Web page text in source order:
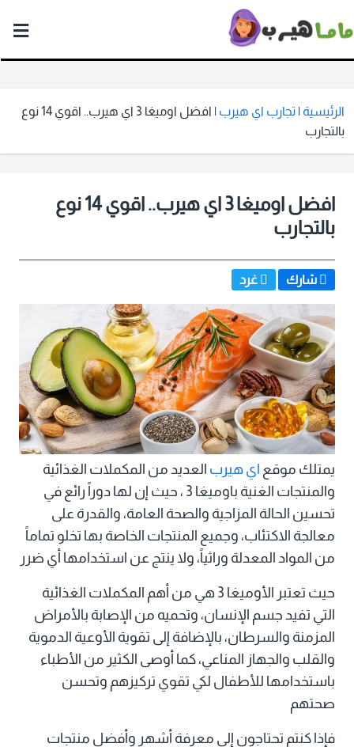
الرئيسية | تجارب اي هيرب |
افضل اوميغا 3 اي هيرب.. اقوي 14 نوع
بالتجارب
افضل اوميغا 3 اي هيرب.. اقوي 14 نوع
بالتجارب
شارك غرد
يمتلك موقع اي هيرب العديد من المكملات الغذائية
والمنتجات الغنية باوميغا 3 ، حيث إن لها دوراً رائع في
تحسين الحالة المزاجية والصحة العامة، والقدرة على
معالجة الاكتئاب، وجميع المنتجات الخاصة بها تخلو تماماً
من المواد المعدلة وراثياً، ولا ينتج عن استخدامها أي ضرر
حيث تعتبر الأوميغا 3 هي من أهم المكملات الغذائية
التي تفيد جسم الإنسان، وتحميه من الإصابة بالأمراض
المزمنة والسرطان، بالإضافة إلى تقوية الأوعية الدموية
والقلب والجهاز المناعي، كما أوصى الكثير من الأطباء
باستخدامها للأطفال لكي تقوي تركيزهم وتحسن
صحتهم
فإذا كنتم تحتاجون إلى معرفة أشهر وأفضل منتجات